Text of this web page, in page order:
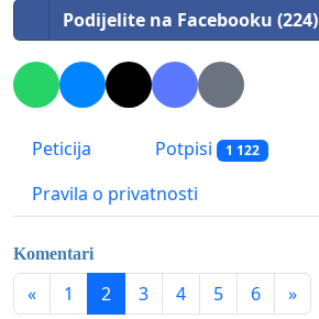
Podijelite na Facebooku (224)
Peticija Potpisi 1 122
Pravila o privatnosti
Komentari
« 1 2 3 4 5 6 »